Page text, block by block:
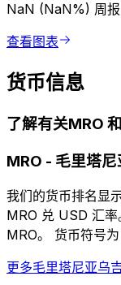
NaN (NaN%) 周报
查看图表
货币信息
了解有关MRO
MRO - 毛里塔
我们的货币排名显
MRO 兑 USD 汇率
MRO。 货币符号为
更多毛里塔尼亚乌